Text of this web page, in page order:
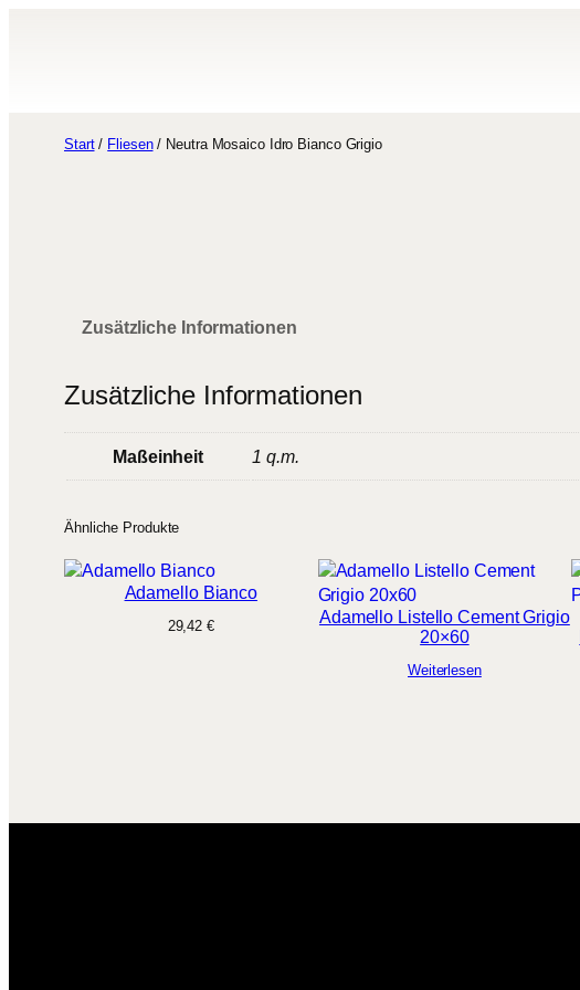
Start/ Fliesen/ Neutra Mosaico Idro Bianco Grigio
Zusätzliche Informationen
Zusätzliche Informationen
Maßeinheit 1 q.m.
Ähnliche Produkte
Adamello Bianco
29,42€
Adamello Listello Cement Grigio
20×60
Weiterlesen